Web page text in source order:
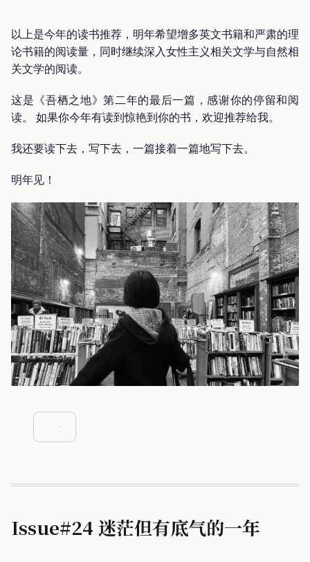
以上是今年的读书推荐，明年希望增多英文书籍和严肃的理
论书籍的阅读量，同时继续深入女性主义相关文学与自然相
关文学的阅读。
这是《吾栖之地》第二年的最后一篇，感谢你的停留和阅
读。 如果你今年有读到惊艳到你的书，欢迎推荐给我。
我还要读下去，写下去，一篇接着一篇地写下去。
明年见！
Issue#24 迷茫但有底气的一年